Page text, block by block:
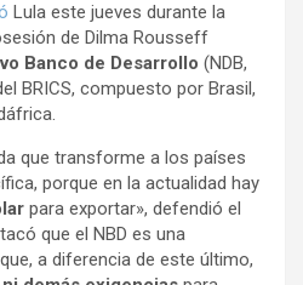
Lula este jueves durante la
de Dilma Rousseff
Banco de Desarrollo (NDB,
BRICS, compuesto por Brasil,
que transforme a los países
porque en la actualidad hay
para exportar», defendió el
que el NBD es una
a diferencia de este último,